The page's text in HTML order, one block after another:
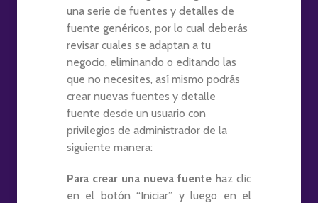
una serie de fuentes y detalles de
fuente genéricos, por lo cual deberás
revisar cuales se adaptan a tu
negocio, eliminando o editando las
que no necesites, así mismo podrás
crear nuevas fuentes y detalle
fuente desde un usuario con
privilegios de administrador de la
siguiente manera:
Para crear una nueva fuente haz clic
en el botón “Iniciar” y luego en el